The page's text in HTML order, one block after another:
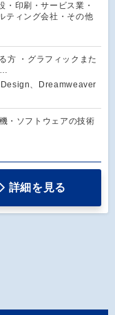
・印刷・サービス業・
ティング会社・その他
方 ・グラフィックまた
、Dreamweaver
・ソフトウェアの技術
詳細を見る